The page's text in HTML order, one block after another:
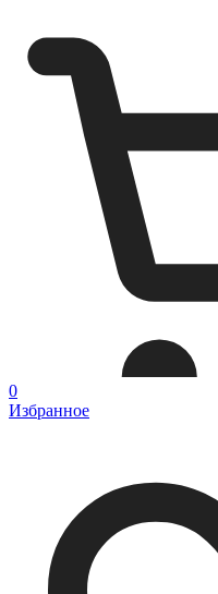
0
Избранное